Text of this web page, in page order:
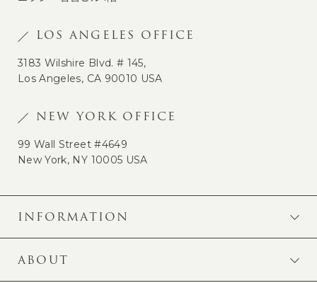
LOS ANGELES OFFICE
3183 Wilshire Blvd. # 145,
Los Angeles, CA 90010 USA
NEW YORK OFFICE
99 Wall Street #4649
New York, NY 10005 USA
INFORMATION
ABOUT